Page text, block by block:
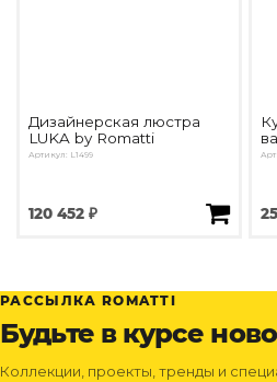
Дизайнерская люстра
LUKA by Romatti
Артикул: L1499
120 452 ₽
РАССЫЛКА ROMATTI
Будьте в курсе
Коллекции, проекты, тренды и